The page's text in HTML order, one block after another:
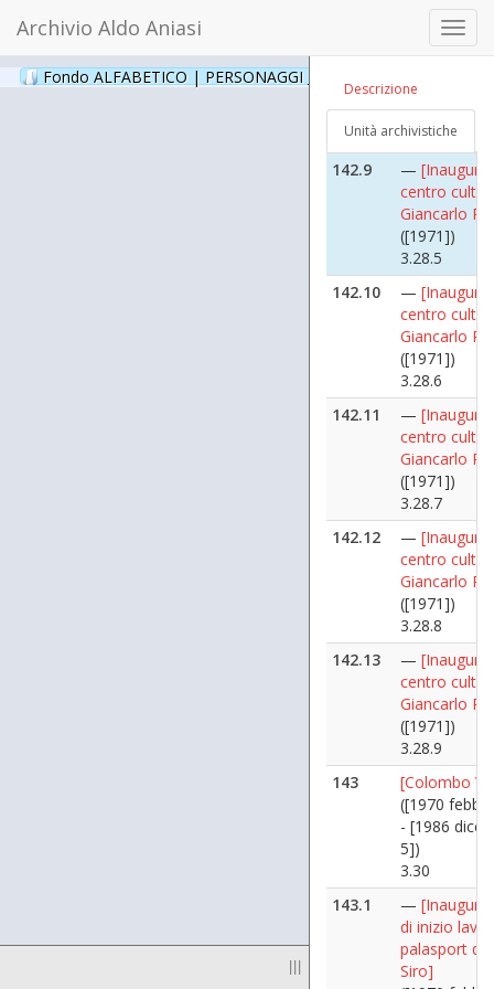
Archivio Aldo Aniasi
Fondo ALFABETICO | PERSONAGGI _ Archivio Fotografico
|||
Descrizione
Unità archivistiche
3.28.3
Giancarlo
([1971])
3.28.4
142.9
—
centro
Giancarlo
([1971])
3.28.5
142.10
—
centro
Giancarlo
([1971])
3.28.6
142.11
—
centro
Giancarlo
([1971])
3.28.7
142.12
—
centro
Giancarlo
([1971])
3.28.8
142.13
—
centro
Giancarlo
([1971])
3.28.9
143
[Colombo
([1970
- [1986
5])
3.30
143.1
—
di inizio
palasport di
Siro]